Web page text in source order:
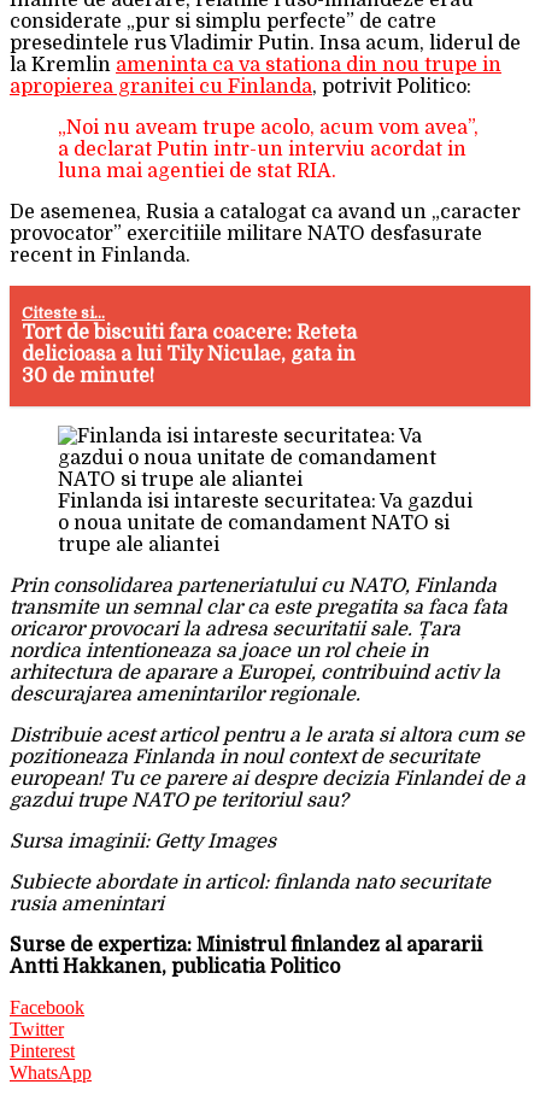
considerate „pur si simplu perfecte” de catre
presedintele rus Vladimir Putin. Insa acum, liderul de
la Kremlin ameninta ca va stationa din nou trupe in
apropierea granitei cu Finlanda, potrivit Politico:
„Noi nu aveam trupe acolo, acum vom avea”,
a declarat Putin intr-un interviu acordat in
luna mai agentiei de stat RIA.
De asemenea, Rusia a catalogat ca avand un „caracter
provocator” exercitiile militare NATO desfasurate
recent in Finlanda.
Citeste si...
Tort de biscuiti fara coacere: Reteta
delicioasa a lui Tily Niculae, gata in
30 de minute!
Finlanda isi intareste securitatea: Va gazdui
o noua unitate de comandament NATO si
trupe ale aliantei
Prin consolidarea parteneriatului cu NATO, Finlanda
transmite un semnal clar ca este pregatita sa faca fata
oricaror provocari la adresa securitatii sale. Țara
nordica intentioneaza sa joace un rol cheie in
arhitectura de aparare a Europei, contribuind activ la
descurajarea amenintarilor regionale.
Distribuie acest articol pentru a le arata si altora cum se
pozitioneaza Finlanda in noul context de securitate
european! Tu ce parere ai despre decizia Finlandei de a
gazdui trupe NATO pe teritoriul sau?
Sursa imaginii: Getty Images
Subiecte abordate in articol: finlanda nato securitate
rusia amenintari
Surse de expertiza: Ministrul finlandez al apararii
Antti Hakkanen, publicatia Politico
Facebook
Twitter
Pinterest
WhatsApp